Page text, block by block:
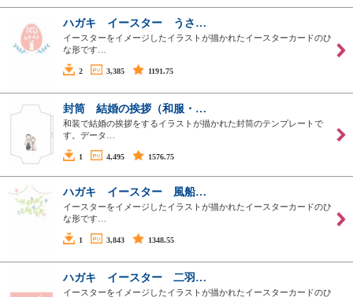
ハガキ イースター うさ…
イースターをイメージしたイラストが描かれたイースターカードのひ
な形です…
2 3,385 1191.75
封筒 結婚の挨拶（和服・…
和装で結婚の挨拶をするイラストが描かれた封筒のテンプレートで
す。データ…
1 4,495 1576.75
ハガキ イースター 風船…
イースターをイメージしたイラストが描かれたイースターカードのひ
な形です…
1 3,843 1348.55
ハガキ イースター 二羽…
イースターをイメージしたイラストが描かれたイースターカードのひ